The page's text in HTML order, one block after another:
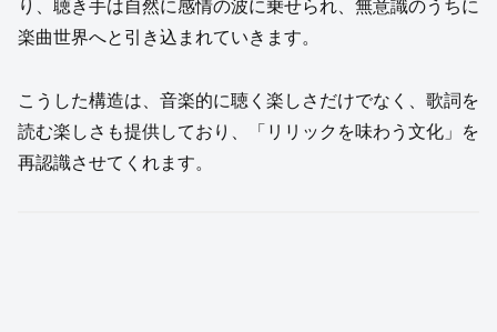
り、聴き手は自然に感情の波に乗せられ、無意識のうちに
楽曲世界へと引き込まれていきます。
こうした構造は、音楽的に聴く楽しさだけでなく、歌詞を
読む楽しさも提供しており、「リリックを味わう文化」を
再認識させてくれます。